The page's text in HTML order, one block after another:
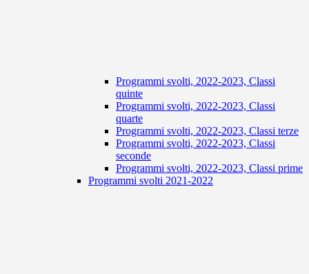
Programmi svolti, 2022-2023, Classi
quinte
Programmi svolti, 2022-2023, Classi
quarte
Programmi svolti, 2022-2023, Classi terze
Programmi svolti, 2022-2023, Classi
seconde
Programmi svolti, 2022-2023, Classi prime
Programmi svolti 2021-2022